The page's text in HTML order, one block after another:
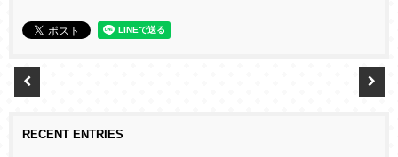
RECENT ENTRIES